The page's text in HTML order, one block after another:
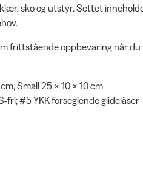
sko og utstyr. Settet
frittstående oppbevaring når
Small 25 × 10 × 10 cm
#5 YKK forseglende glidelåser